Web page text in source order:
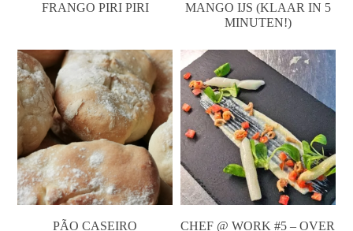
FRANGO PIRI PIRI
MANGO IJS (KLAAR IN 5
MINUTEN!)
PÃO CASEIRO CHEF @ WORK #5 – OVER